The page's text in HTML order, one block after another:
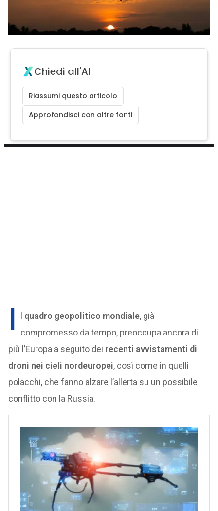
Chiedi all'AI
Riassumi questo articolo
Approfondisci con altre fonti
I l quadro geopolitico mondiale, già
compromesso da tempo, preoccupa ancora di
più l’Europa a seguito dei recenti avvistamenti di
droni nei cieli nordeuropei, così come in quelli
polacchi, che fanno alzare l’allerta su un possibile
conflitto con la Russia.